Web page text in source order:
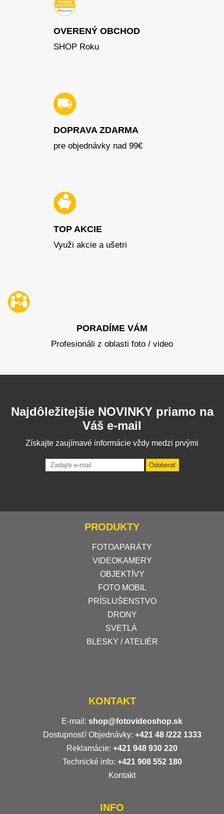
OVERENÝ OBCHOD
SHOP Roku
DOPRAVA ZDARMA
pre objednávky nad 99€
TOP AKCIE
Využi akcie a ušetri
PORADÍME VÁM
Profesionáli z oblasti foto / video
Najdôležitejšie NOVINKY priamo na
Váš e-mail
Získajte zaujímavé informácie vždy medzi prvými
Odoberať
PRODUKTY
FOTOAPARÁTY
VIDEOKAMERY
OBJEKTÍVY
FOTO MOBIL
PRÍSLUŠENSTVO
DRONY
SVETLÁ
BLESKY / ATELIÉR
KONTAKT
E-mail: shop@fotovideoshop.sk
Dostupnosť/ Objednávky: +421 48 /222 1333
Reklamácie: +421 948 930 220
Technické info: +421 908 552 180
Kontakt
INFO